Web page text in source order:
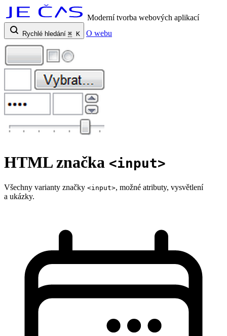
Moderní tvorba webových aplikací
Rychlé hledání ⌘ K O webu
HTML značka <input>
Všechny varianty značky <input>, možné atributy, vysvětlení
a ukázky.